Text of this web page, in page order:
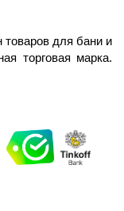
товаров для бани и
торговая марка.